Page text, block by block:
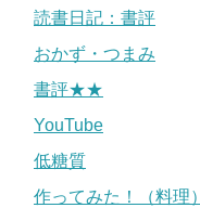
読書日記：書評
おかず・つまみ
書評★★
YouTube
低糖質
作ってみた！（料理）